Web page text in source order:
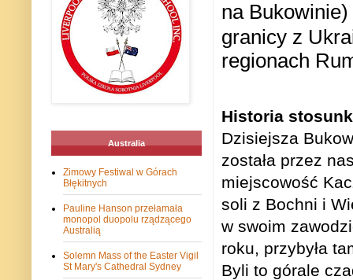
na Bukowinie)
granicy z
regionach
Historia
Dzisiejsza
została przez
miejscowość
soli z Bochni i
w swoim
roku, przybyła
Byli to górale
Australia
Zimowy Festiwal w Górach
Błękitnych
Pauline Hanson przełamała
monopol duopolu rządzącego
Australią
Solemn Mass of the Easter Vigil
St Mary's Cathedral Sydney